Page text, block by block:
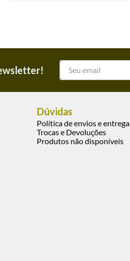
Dúvidas
Política de envios e entrega
Trocas e Devoluções
Produtos não disponíveis